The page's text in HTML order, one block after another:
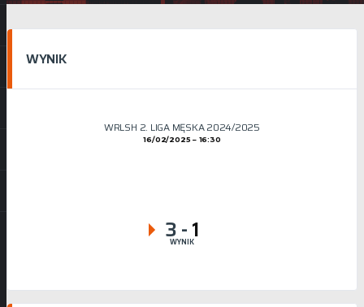
WYNIK
WRLSH 2. LIGA MĘSKA 2024/2025
16/02/2025 16:30
3-1
WYNIK